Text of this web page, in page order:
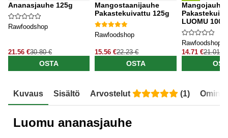
Ananasjauhe 125g
Rawfoodshop
21.56 €30.80 €
OSTA
Mangostaanijauhe
Pakastekuivattu 125g
Rawfoodshop
15.56 €22.23 €
OSTA
Mangojauhe
LUOMU 100g
Rawfoodshop
14.71 €21.01 €
Kuvaus Sisältö Arvostelut (1)
Luomu ananasjauhe